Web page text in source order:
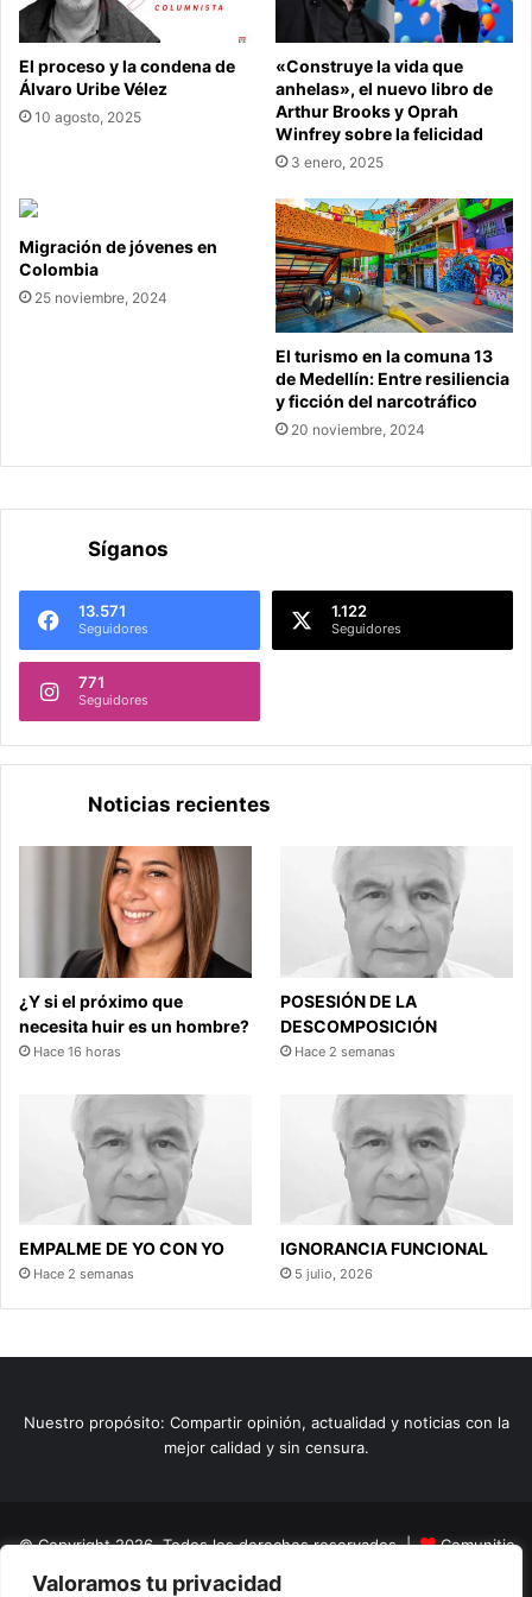
Valoramos tu privacidad
El proceso y la condena de
Álvaro Uribe Vélez
10 agosto, 2025
«Construye la vida que
anhelas», el nuevo libro de
Arthur Brooks y Oprah
Winfrey sobre la felicidad
3 enero, 2025
Migración de jóvenes en
Colombia
25 noviembre, 2024
El turismo en la comuna 13
de Medellín: Entre resiliencia
y ficción del narcotráfico
20 noviembre, 2024
Síganos
13.571
Seguidores
1.122
Seguidores
771
Seguidores
Noticias recientes
¿Y si el próximo que
necesita huir es un hombre?
Hace 16 horas
POSESIÓN DE LA
DESCOMPOSICIÓN
Hace 2 semanas
EMPALME DE YO CON YO
Hace 2 semanas
IGNORANCIA FUNCIONAL
5 julio, 2026
Nuestro propósito: Compartir opinión, actualidad y noticias con la
mejor calidad y sin censura.
© Copyright 2026, Todos los derechos reservados |
Comunitic
SAS BICNit 901228106